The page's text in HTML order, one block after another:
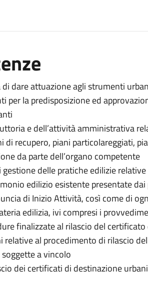
di dare attuazione agli strumenti
per la predisposizione ed
e dell’attività amministrativa
di recupero, piani particolareggiati,
da parte dell’organo competente
gestione delle pratiche edilizie
edilizio esistente presentate
di Inizio Attività, così come di
edilizia, ivi compresi i
finalizzate al rilascio del
relative al procedimento di rilascio
a vincolo
dei certificati di destinazione